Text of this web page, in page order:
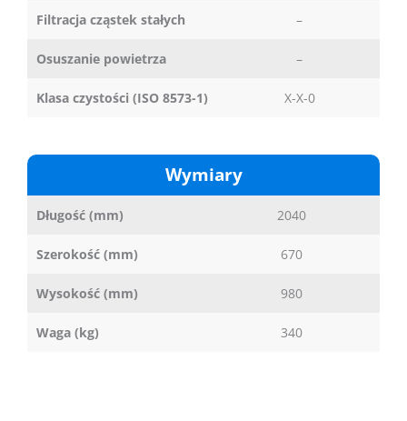
Filtracja cząstek stałych –
Osuszanie powietrza –
Klasa czystości (ISO 8573-1) X-X-0
Wymiary
Długość (mm) 2040
Szerokość (mm) 670
Wysokość (mm) 980
Waga (kg) 340